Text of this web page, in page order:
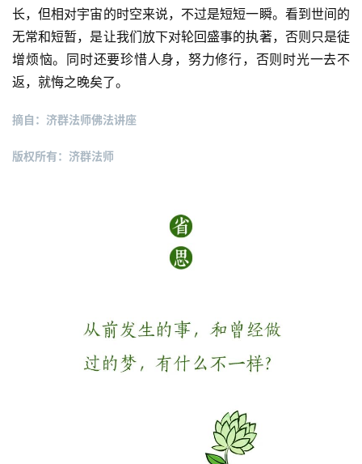
资
讯
八
僧
长，但相对宇宙的时空来说，不过是短短一瞬。看到世间的
无常和短暂，是让我们放下对轮回盛事的执著，否则只是徒
增烦恼。同时还要珍惜人身，努力修行，否则时光一去不
返，就悔之晚矣了。
摘自：济群法师佛法讲座
版权所有：济群法师